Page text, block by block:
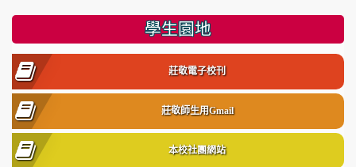
學生園地
莊敬電子校刊
莊敬師生用Gmail
本校社團網站